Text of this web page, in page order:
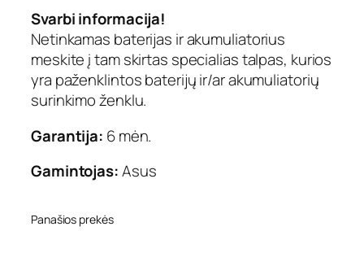
Svarbi informacija!
Netinkamas baterijas ir akumuliatorius
meskite į tam skirtas specialias talpas, kurios
yra paženklintos baterijų ir/ar akumuliatorių
surinkimo ženklu.
Garantija: 6 mėn.
Gamintojas:Asus
Panašios prekės